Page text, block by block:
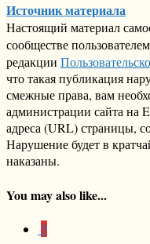
Источник материала
Настоящий материал
сообществе пользователем
редакции
что такая публикация
смежные права, вам
администрации сайта на
адреса (URL) страницы,
Нарушение будет в
наказаны.
You may also like...
5